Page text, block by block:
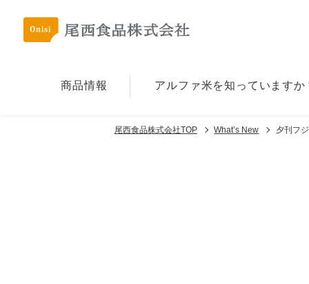
商品情報 アルファ⽶を知っていますか
尾西食品株式会社TOP What’s New 夕刊フ